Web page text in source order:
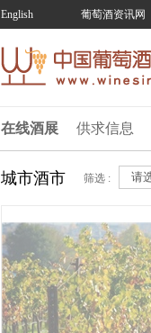
English 葡萄酒资讯网
在线酒展 供求信息
城市酒市 筛选 :